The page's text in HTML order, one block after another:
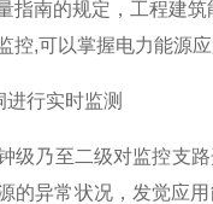
指南的规定，工程建
控,可以掌握电力能源
进行实时监测
级乃至二级对监控支
的异常状况，发觉应